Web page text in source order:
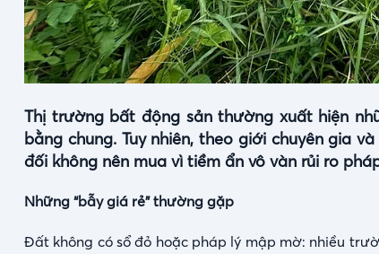
Thị trường bất động sản thường xuất hiện
bằng chung. Tuy nhiên, theo giới chuyên gia
đối không nên mua vì tiềm ẩn vô vàn rủi ro
Những “bẫy giá rẻ” thường gặp
Đất không có sổ đỏ hoặc pháp lý mập mờ: nhiều